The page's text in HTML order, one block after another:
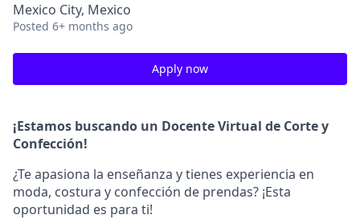
Mexico City, Mexico
Posted 6+ months ago
Apply now
¡Estamos buscando un Docente Virtual de Corte y
Confección!
¿Te apasiona la enseñanza y tienes experiencia en
moda, costura y confección de prendas? ¡Esta
oportunidad es para ti!